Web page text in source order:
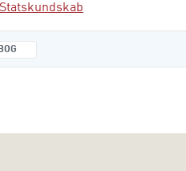
Statskundskab